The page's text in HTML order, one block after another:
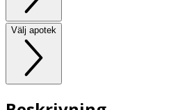
Välj apotek